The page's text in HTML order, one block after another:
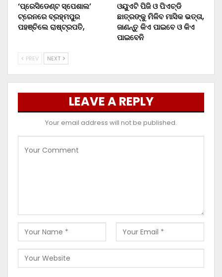
‘ପ୍ରେସିଡେଣ୍ଟ ସ୍ପେଶାଲ’
ଟ୍ରେନରେ ବ୍ରହ୍ମପୁର
ପହଞ୍ଚିଲେ ରାଷ୍ଟ୍ରପତି,
ଓୟୁଏଟି ପିଜି ଓ ପିଏଚ୍‌ଡି
ଛାତ୍ରଙ୍କୁ ମିଳିବ ମାସିକ ଭତ୍ତା,
ଜାଣନ୍ତୁ କିଏ ପାଇବେ ଓ କିଏ
ପାଇବେନି
PREV NEXT
LEAVE A REPLY
Your email address will not be published.